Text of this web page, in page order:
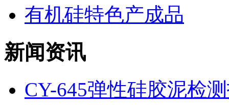
有机硅特色产成品
新闻资讯
CY-645弹性硅胶泥检